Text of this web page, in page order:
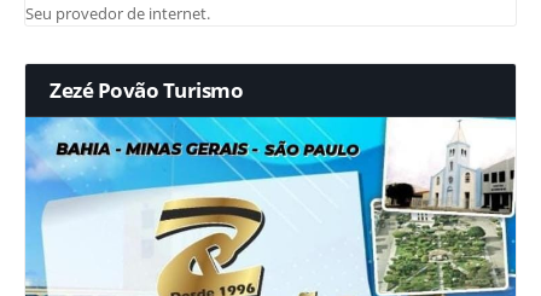
Seu provedor de internet.
Zezé Povão Turismo